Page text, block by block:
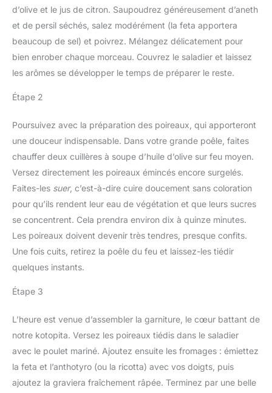
d’olive et le jus de citron. Saupoudrez généreusement d’aneth
et de persil séchés, salez modérément (la feta apportera
beaucoup de sel) et poivrez. Mélangez délicatement pour
bien enrober chaque morceau. Couvrez le saladier et laissez
les arômes se développer le temps de préparer le reste.
Étape 2
Poursuivez avec la préparation des poireaux, qui apporteront
une douceur indispensable. Dans votre grande poêle, faites
chauffer deux cuillères à soupe d’huile d’olive sur feu moyen.
Versez directement les poireaux émincés encore surgelés.
Faites-les suer, c’est-à-dire cuire doucement sans coloration
pour qu’ils rendent leur eau de végétation et que leurs sucres
se concentrent. Cela prendra environ dix à quinze minutes.
Les poireaux doivent devenir très tendres, presque confits.
Une fois cuits, retirez la poêle du feu et laissez-les tiédir
quelques instants.
Étape 3
L’heure est venue d’assembler la garniture, le cœur battant de
notre kotopita. Versez les poireaux tiédis dans le saladier
avec le poulet mariné. Ajoutez ensuite les fromages : émiettez
la feta et l’anthotyro (ou la ricotta) avec vos doigts, puis
ajoutez la graviera fraîchement râpée. Terminez par une belle